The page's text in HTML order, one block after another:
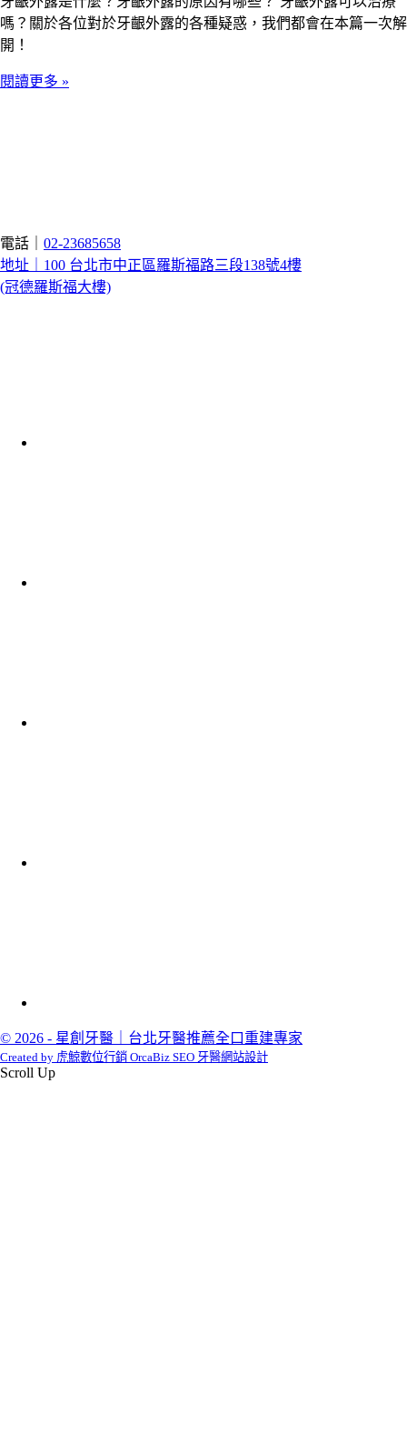
嗎？關於各位對於牙齦外露的各種疑惑，我們都會在本篇一次解
開！
閱讀更多 »
電話｜ 02-23685658
地址｜100 台北市中正區羅斯福路三段138號4樓
(冠德羅斯福大樓)
© 2026 - 星創牙醫｜台北牙醫推薦全口重建專家
Created by 虎鯨數位行銷 OrcaBiz SEO 牙醫網站設計
Scroll Up